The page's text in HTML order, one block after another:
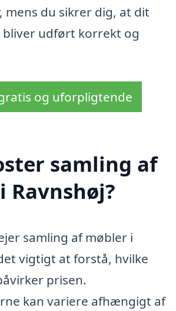
mens du sikrer dig, at dit
udført korrekt og
og uforpligtende
samling af
Ravnshøj?
samling af møbler i
vigtigt at forstå, hvilke
prisen.
kan variere afhængigt af